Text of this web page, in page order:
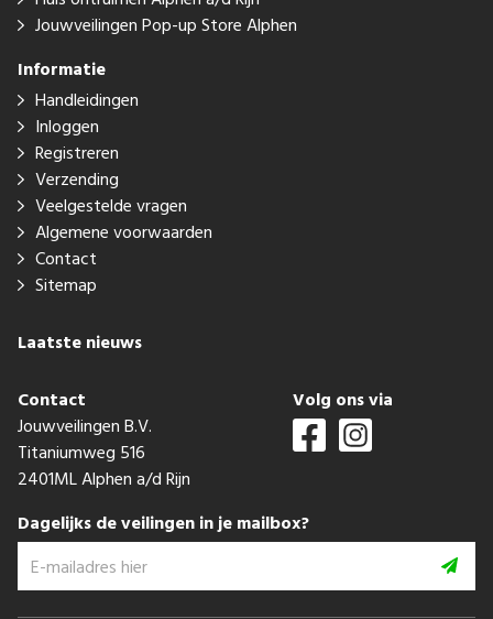
Jouwveilingen Pop-up Store Alphen
Informatie
Handleidingen
Inloggen
Registreren
Verzending
Veelgestelde vragen
Algemene voorwaarden
Contact
Sitemap
Laatste nieuws
Contact
Jouwveilingen B.V.
Titaniumweg 516
2401ML Alphen a/d Rijn
Volg ons via
Dagelijks de veilingen in je mailbox?